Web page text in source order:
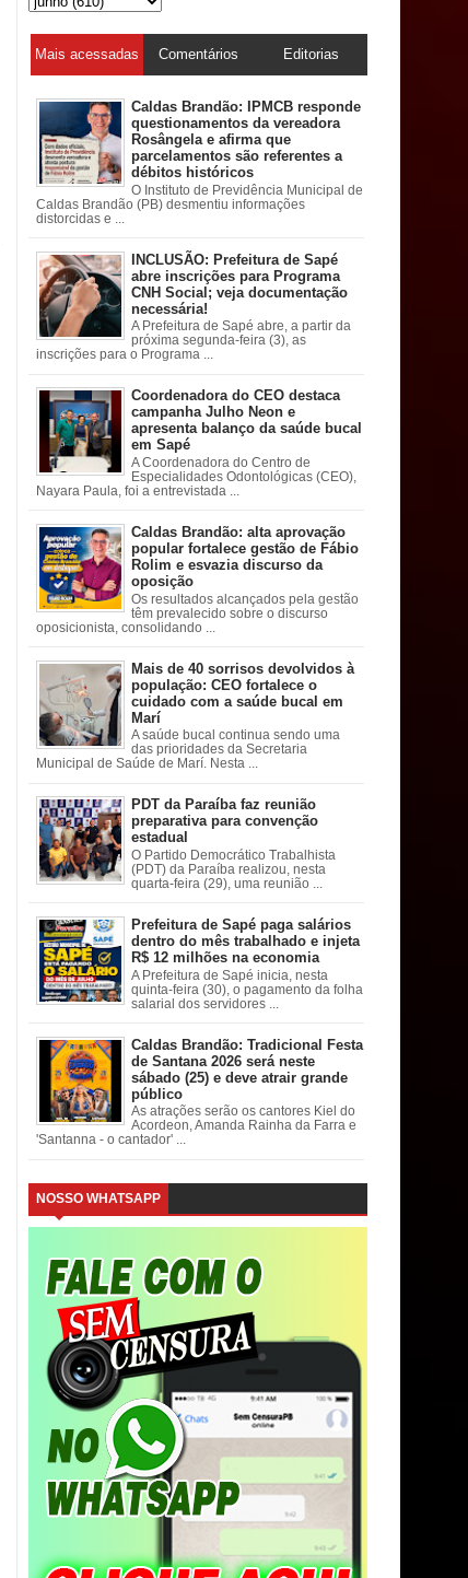
Mais acessadas Comentários Editorias
Caldas Brandão: IPMCB responde
questionamentos da vereadora
Rosângela e afirma que
parcelamentos são referentes a
débitos históricos
O Instituto de Previdência Municipal de
Caldas Brandão (PB) desmentiu informações
distorcidas e ...
INCLUSÃO: Prefeitura de Sapé
abre inscrições para Programa
CNH Social; veja documentação
necessária!
A Prefeitura de Sapé abre, a partir da
próxima segunda-feira (3), as
inscrições para o Programa ...
Coordenadora do CEO destaca
campanha Julho Neon e
apresenta balanço da saúde bucal
em Sapé
A Coordenadora do Centro de
Especialidades Odontológicas (CEO),
Nayara Paula, foi a entrevistada ...
Caldas Brandão: alta aprovação
popular fortalece gestão de Fábio
Rolim e esvazia discurso da
oposição
Os resultados alcançados pela gestão
têm prevalecido sobre o discurso
oposicionista, consolidando ...
Mais de 40 sorrisos devolvidos à
população: CEO fortalece o
cuidado com a saúde bucal em
Marí
A saúde bucal continua sendo uma
das prioridades da Secretaria
Municipal de Saúde de Marí. Nesta ...
PDT da Paraíba faz reunião
preparativa para convenção
estadual
O Partido Democrático Trabalhista
(PDT) da Paraíba realizou, nesta
quarta-feira (29), uma reunião ...
Prefeitura de Sapé paga salários
dentro do mês trabalhado e injeta
R$ 12 milhões na economia
A Prefeitura de Sapé inicia, nesta
quinta-feira (30), o pagamento da folha
salarial dos servidores ...
Caldas Brandão: Tradicional Festa
de Santana 2026 será neste
sábado (25) e deve atrair grande
público
As atrações serão os cantores Kiel do
Acordeon, Amanda Rainha da Farra e
'Santanna - o cantador' ...
NOSSO WHATSAPP